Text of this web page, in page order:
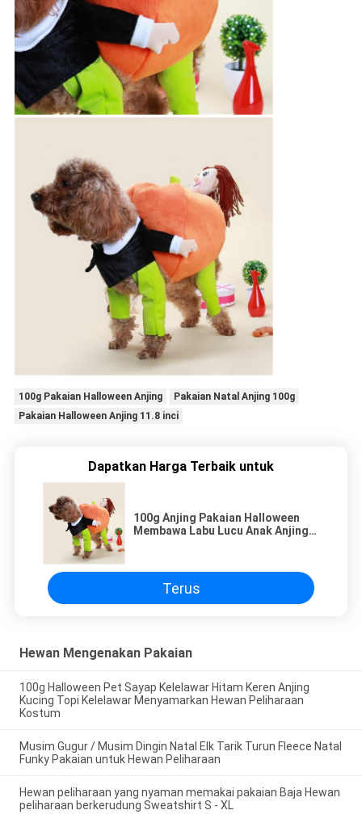
100g Pakaian Halloween Anjing
Pakaian Natal Anjing 100g
Pakaian Halloween Anjing 11.8 inci
Dapatkan Harga Terbaik untuk
100g Anjing Pakaian Halloween
Membawa Labu Lucu Anak Anjing
Terus
Hewan Mengenakan Pakaian
100g Halloween Pet Sayap Kelelawar Hitam Keren Anjing
Kucing Topi Kelelawar Menyamarkan Hewan Peliharaan
Kostum
Musim Gugur / Musim Dingin Natal Elk Tarik Turun Fleece Natal
Funky Pakaian untuk Hewan Peliharaan
Hewan peliharaan yang nyaman memakai pakaian Baja Hewan
peliharaan berkerudung Sweatshirt S - XL